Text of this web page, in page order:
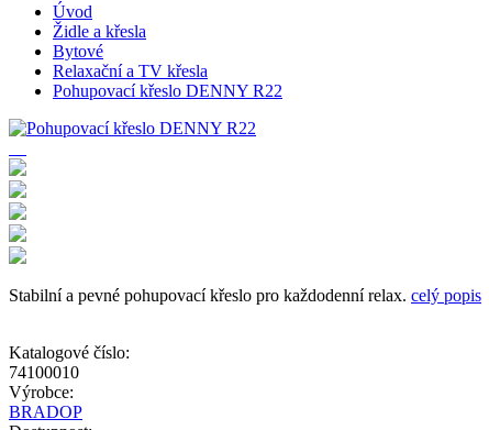
Úvod
Židle a křesla
Bytové
Relaxační a TV křesla
Pohupovací křeslo DENNY R22
Stabilní a pevné pohupovací křeslo pro každodenní relax. celý popis
Katalogové číslo:
74100010
Výrobce:
BRADOP